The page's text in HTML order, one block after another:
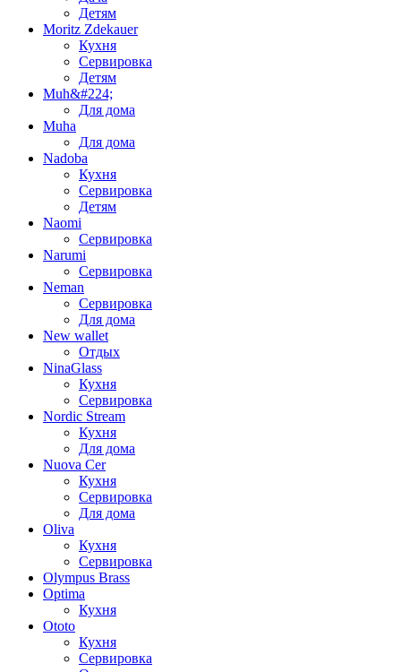
Детям
Moritz Zdekauer
Кухня
Сервировка
Детям
Muh&#224;
Для дома
Muha
Для дома
Nadoba
Кухня
Сервировка
Детям
Naomi
Сервировка
Narumi
Сервировка
Neman
Сервировка
Для дома
New wallet
Отдых
NinaGlass
Кухня
Сервировка
Nordic Stream
Кухня
Для дома
Nuova Cer
Кухня
Сервировка
Для дома
Oliva
Кухня
Сервировка
Olympus Brass
Optima
Кухня
Ototo
Кухня
Сервировка